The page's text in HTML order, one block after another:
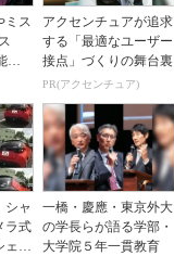
ミス
に
アクセンチュアが追求
する「最適なユーザー
接点」づくりの舞台裏
PR(アクセンチュア)
シャ
ラ式
ア
一橋・慶應・東京外大
の学長らが語る学部・
大学院５年一貫教育